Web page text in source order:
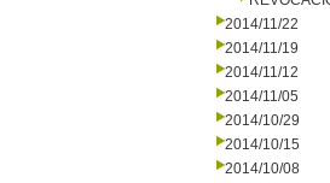
2014/11/22
2014/11/19
2014/11/12
2014/11/05
2014/10/29
2014/10/15
2014/10/08